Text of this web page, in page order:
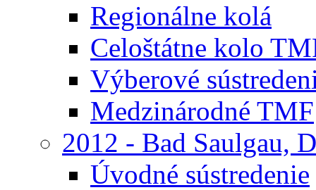
Regionálne kolá
Celoštátne kolo
Výberové
Medzinárodné TMF
2012 - Bad Saulgau,
Úvodné sústredenie